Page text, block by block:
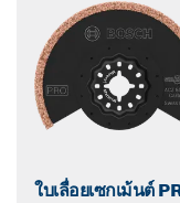
ใบเลื่อยเซกเม้นต์